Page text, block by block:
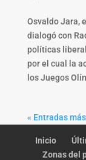
Osvaldo Jara,
dialogó con
políticas
por el cual la
los Juegos
« Entradas
Inicio
Zonas del